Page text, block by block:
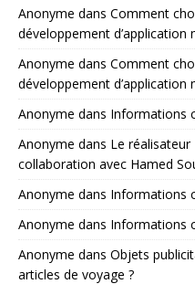
Anonyme dans Comment
développement d’application
Anonyme dans Comment
développement d’application
Anonyme dans Informations
Anonyme dans Le réalisateur
collaboration avec Hamed
Anonyme dans Informations
Anonyme dans Informations
Anonyme dans Objets
articles de voyage ?